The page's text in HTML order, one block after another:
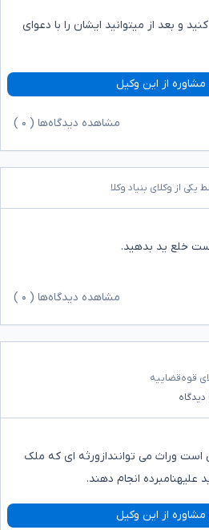
و بعد از میتوانید ایشان را با دعوای
از این وکیل
مشاهده دیدگاه‌ها ( ۰
از وکلای بنیاد وکلا
خلع ید بدهید.
مشاهده دیدگاه‌ها ( ۰
قوه‌قضاییه
دیدگاه
وراث می توانندازورثه ای که ملک
انجام دهند.
از این وکیل